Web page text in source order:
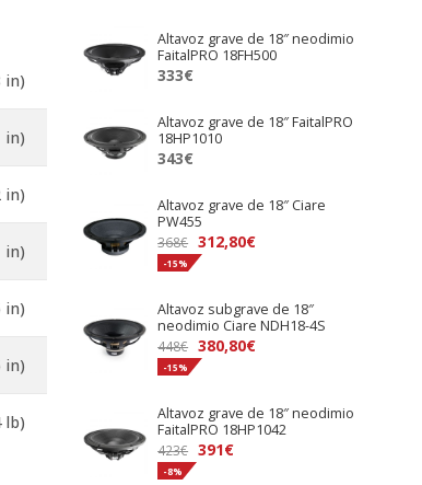
in)
in)
in)
in)
in)
in)
lb)
Altavoz grave de 18″ neodimio
FaitalPRO 18FH500
333€
Altavoz grave de 18″ FaitalPRO
18HP1010
343€
Altavoz grave de 18″ Ciare
PW455
368€ 312,80€
-15%
Altavoz subgrave de 18″
neodimio Ciare NDH18-4S
448€ 380,80€
-15%
Altavoz grave de 18″ neodimio
FaitalPRO 18HP1042
423€ El
precio
391€El
-8%